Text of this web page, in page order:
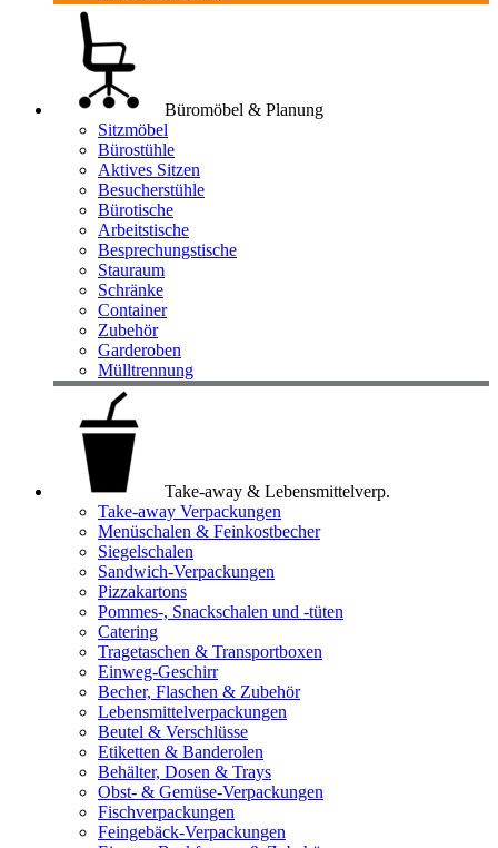
Büromöbel & Planung
Sitzmöbel
Bürostühle
Aktives Sitzen
Besucherstühle
Bürotische
Arbeitstische
Besprechungstische
Stauraum
Schränke
Container
Zubehör
Garderoben
Mülltrennung
Take-away & Lebensmittelverp.
Take-away Verpackungen
Menüschalen & Feinkostbecher
Siegelschalen
Sandwich-Verpackungen
Pizzakartons
Pommes-, Snackschalen und -tüten
Catering
Tragetaschen & Transportboxen
Einweg-Geschirr
Becher, Flaschen & Zubehör
Lebensmittelverpackungen
Beutel & Verschlüsse
Etiketten & Banderolen
Behälter, Dosen & Trays
Obst- & Gemüse-Verpackungen
Fischverpackungen
Feingebäck-Verpackungen